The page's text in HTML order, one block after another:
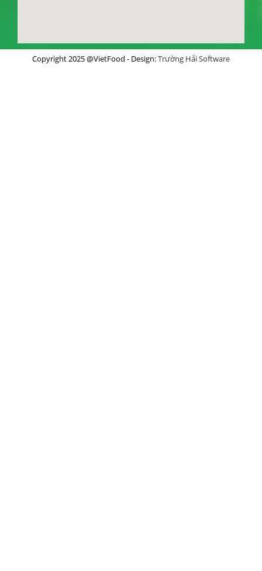
Copyright 2025 @VietFood - Design:Trường Hải Software